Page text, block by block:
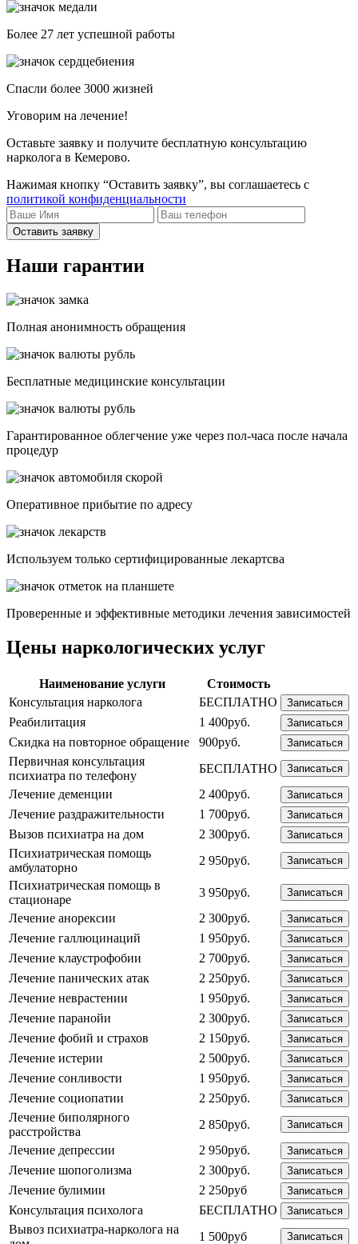
Более 27 лет успешной работы
Спасли более 3000 жизней
Уговорим на лечение!
Оставьте заявку и получите бесплатную консультацию
нарколога в Кемерово.
Нажимая кнопку “Оставить заявку”, вы соглашаетесь с
политикой конфиденциальности
Оставить заявку
Наши гарантии
Полная анонимность обращения
Бесплатные медицинские консультации
Гарантированное облегчение уже через пол-часа после начала
процедур
Опеpативное прибытие по адресу
Используем только сертифицированные лекартсва
Проверенные и эффективные методики лечения зависимостей
Цены наркологических услуг
Наименование услуги
Стоимость
Консультация нарколога
БЕСПЛАТНО Записаться
Реабилитация 1 400руб. Записаться
Скидка на повторное обращение 900руб. Записаться
Первичная консультация
психиатра по телефону
БЕСПЛАТНО Записаться
Лечение деменции 2 400руб. Записаться
Лечение раздражительности 1 700руб. Записаться
Вызов психиатра на дом 2 300руб. Записаться
Психиатрическая помощь
амбулаторно
2 950руб. Записаться
Психиатрическая помощь в
стационаре
3 950руб. Записаться
Лечение анорексии 2 300руб. Записаться
Лечение галлюцинаций 1 950руб. Записаться
Лечение клаустрофобии 2 700руб. Записаться
Лечение панических атак 2 250руб. Записаться
Лечение неврастении 1 950руб. Записаться
Лечение паранойи 2 300руб. Записаться
Лечение фобий и страхов 2 150руб. Записаться
Лечение истерии 2 500руб. Записаться
Лечение сонливости 1 950руб. Записаться
Лечение социопатии 2 250руб. Записаться
Лечение биполярного
расстройства
2 850руб. Записаться
Лечение депрессии 2 950руб. Записаться
Лечение шопоголизма 2 300руб. Записаться
Лечение булимии 2 250руб Записаться
Консультация психолога БЕСПЛАТНО Записаться
Вывоз психиатра-нарколога на
1 500руб Записаться